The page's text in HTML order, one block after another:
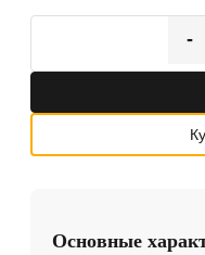
-
Основные